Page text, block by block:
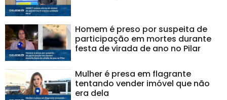
Homem é preso por suspeita de
participação em mortes durante
festa de virada de ano no Pilar
Mulher é presa em flagrante
tentando vender imóvel que não
era dela